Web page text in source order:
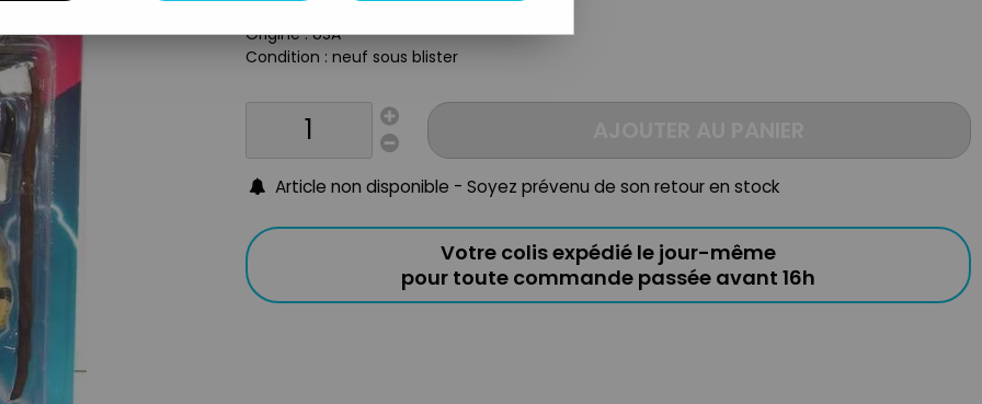
Origine : USA
Condition : neuf sous blister
Article non disponible - Soyez prévenu de son retour en stock
Votre colis expédié le jour-même
pour toute commande passée avant 16h